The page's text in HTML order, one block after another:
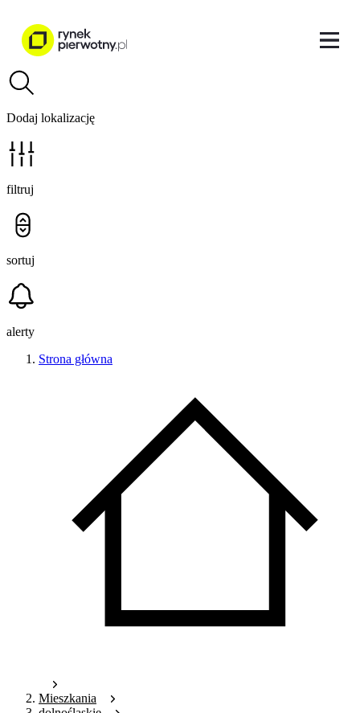
Dodaj lokalizację
filtruj
sortuj
alerty
Strona główna
Mieszkania